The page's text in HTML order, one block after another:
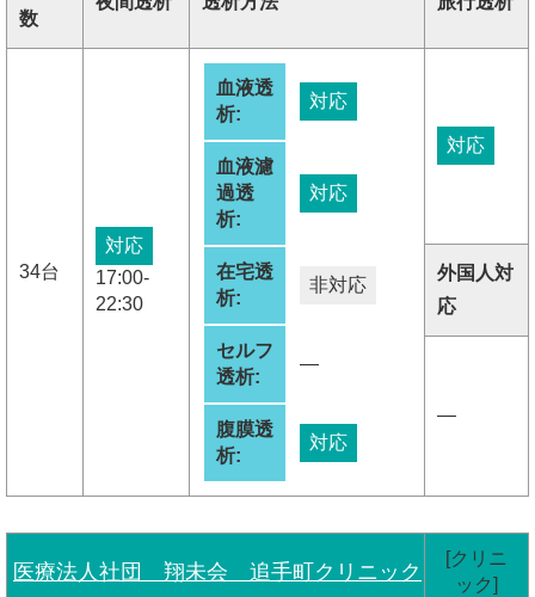
数
34台
対応
17:00-
22:30
血液透
析:
対応
血液濾
過透
析:
対応
在宅透
析:
非対応
セルフ
透析:
―
腹膜透
析:
対応
対応
外国人対
応
―
医療法人社団 翔未会 追手町クリニック
[クリニ
ック]